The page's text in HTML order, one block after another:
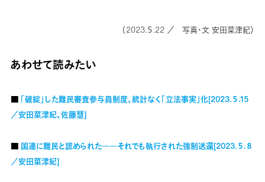
（2023.５.22 ／ 写真・文 安田菜津紀）
あわせて読みたい
■ 「破綻」した難民審査参与員制度、統計なく「立法事実」化[2023.５.15
／安田菜津紀、佐藤慧]
■ 国連に難民と認められた――それでも執行された強制送還[2023.５.８
／安田菜津紀]